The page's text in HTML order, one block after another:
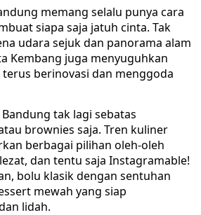
memang selalu punya cara
siapa saja jatuh cinta. Tak
udara sejuk dan panorama alam
Kembang juga menyuguhkan
berinovasi dan menggoda
tak lagi sebatas
brownies saja. Tren kuliner
berbagai pilihan oleh-oleh
dan tentu saja Instagramable!
bolu klasik dengan sentuhan
mewah yang siap
lidah.